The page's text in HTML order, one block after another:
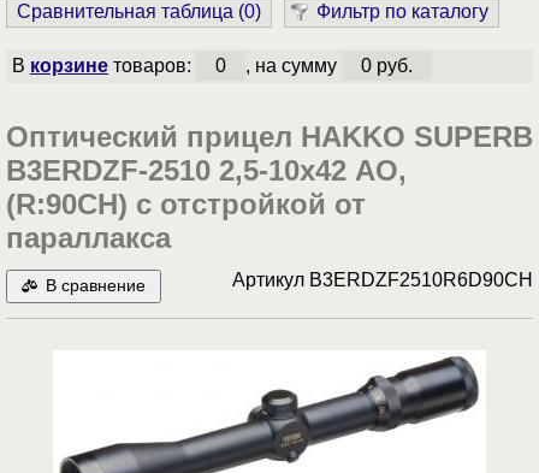
Сравнительная таблица (0) Фильтр по каталогу
В корзинетоваров: 0 , на сумму 0 руб.
Оптический прицел HAKKO SUPERB
B3ERDZF-2510 2,5-10x42 АО,
(R:90CH) c отстройкой от
параллакса
В сравнение Артикул B3ERDZF2510R6D90CH